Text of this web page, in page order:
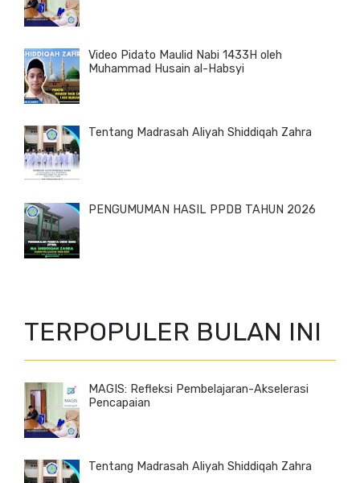
Video Pidato Maulid Nabi 1433H oleh
Muhammad Husain al-Habsyi
Tentang Madrasah Aliyah Shiddiqah Zahra
PENGUMUMAN HASIL PPDB TAHUN 2026
TERPOPULER BULAN INI
MAGIS: Refleksi Pembelajaran-Akselerasi
Pencapaian
Tentang Madrasah Aliyah Shiddiqah Zahra